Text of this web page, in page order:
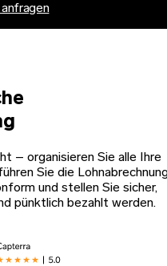
anfragen
– organisieren Sie alle Ihre
Sie die
und stellen Sie sicher,
pünktlich bezahlt werden.